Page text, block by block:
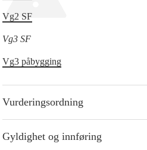
Vg2 SF
Vg3 SF
Vg3 påbygging
Vurderingsordning
Gyldighet og innføring